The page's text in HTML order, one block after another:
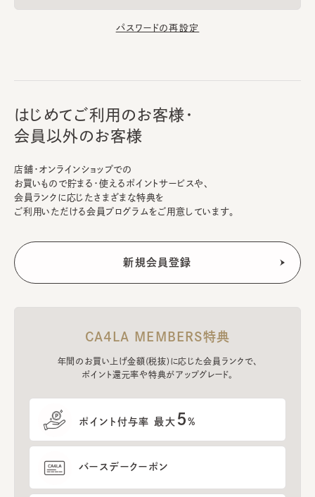
パスワードの再設定
はじめてご利用のお客様・
会員以外のお客様
店舗・オンラインショップでの
お買いもので貯まる・使えるポイントサービスや、
会員ランクに応じたさまざまな特典を
ご利用いただける会員プログラムをご用意しています。
CA4LA MEMBERS特典
年間のお買い上げ金額(税抜)に応じた会員ランクで、
ポイント還元率や特典がアップグレード。
ポイント付与率 最大 5%
バースデークーポン